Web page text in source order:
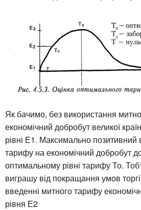
Як бачимо, без використання
економічний добробут великої
рівні Е1. Максимально позитивний
тарифу на економічний добробут
оптимальному рівні тарифу То.
виграшу від покращання умов
введенні митного тарифу
рівня Е2